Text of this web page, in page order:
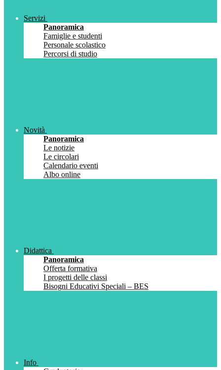
Servizi
Panoramica
Famiglie e studenti
Personale scolastico
Percorsi di studio
Novità
Panoramica
Le notizie
Le circolari
Calendario eventi
Albo online
Didattica
Panoramica
Offerta formativa
I progetti delle classi
Bisogni Educativi Speciali – BES
Info